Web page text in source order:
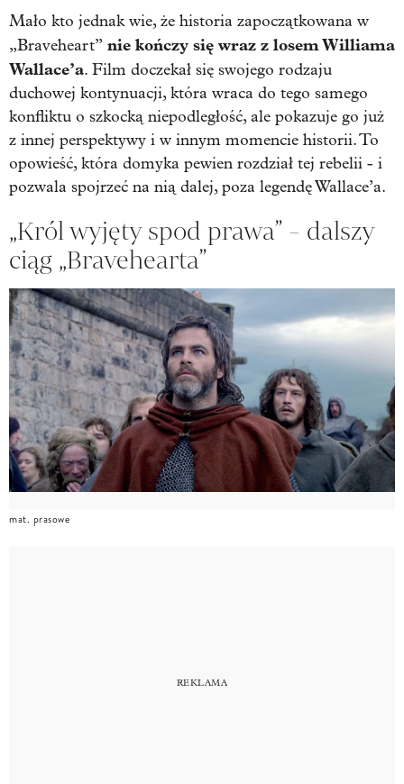
Mało kto jednak wie, że historia zapoczątkowana w
„Braveheart” nie kończy się wraz z losem Williama
Wallace’a. Film doczekał się swojego rodzaju
duchowej kontynuacji, która wraca do tego samego
konfliktu o szkocką niepodległość, ale pokazuje go już
z innej perspektywy i w innym momencie historii. To
opowieść, która domyka pewien rozdział tej rebelii - i
pozwala spojrzeć na nią dalej, poza legendę Wallace’a.
„Król wyjęty spod prawa” - dalszy
ciąg „Bravehearta”
mat. prasowe